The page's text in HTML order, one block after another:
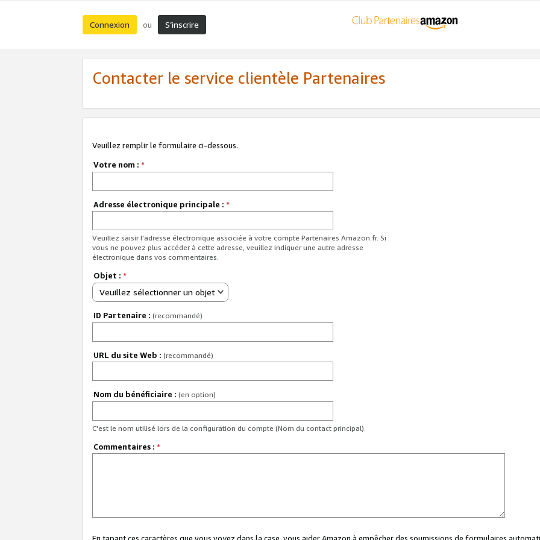
Connexion ou S’inscrire
Contacter le service clientèle Partenaires
Veuillez remplir le formulaire ci-dessous.
Votre nom : *
Adresse électronique principale : *
Veuillez saisir l'adresse électronique associée à votre compte Partenaires Amazon.fr. Si
vous ne pouvez plus accéder à cette adresse, veuillez indiquer une autre adresse
électronique dans vos commentaires.
Objet : *
Veuillez sélectionner un objet
ID Partenaire : (recommandé)
URL du site Web : (recommandé)
Nom du bénéficiaire : (en option)
C'est le nom utilisé lors de la configuration du compte (Nom du contact principal).
Commentaires : *